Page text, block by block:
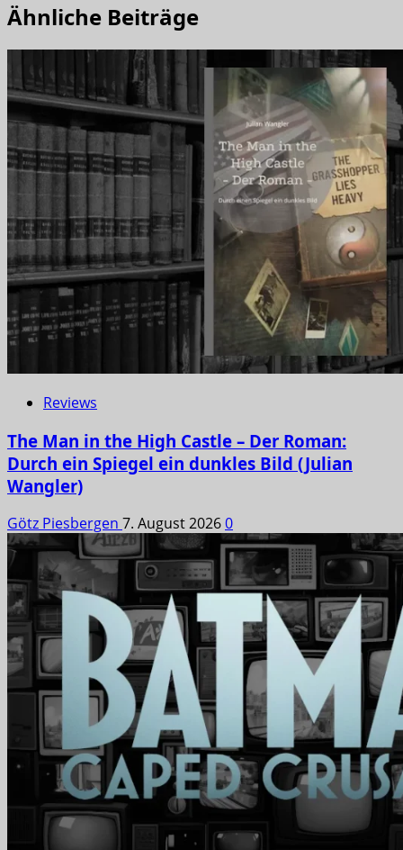
Ähnliche Beiträge
Reviews
The Man in the High Castle – Der Roman:
Durch ein Spiegel ein dunkles Bild (Julian
Wangler)
Götz Piesbergen 7. August 20260